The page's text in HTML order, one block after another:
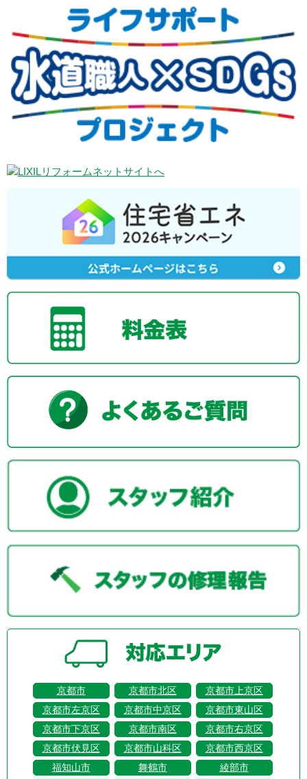
京都市 京都市北区
京都市上京区
京都市左京区
京都市中京区
京都市東山区
京都市下京区
京都市南区
京都市右京区
京都市伏見区
京都市山科区
京都市西京区
福知山市
舞鶴市
綾部市